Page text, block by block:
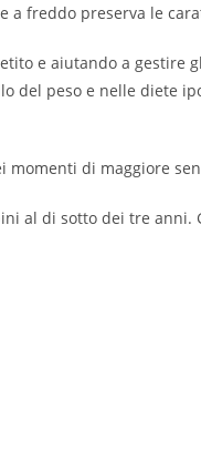
freddo preserva le
e aiutando a
peso e nelle diete
di maggiore
al di sotto dei tre